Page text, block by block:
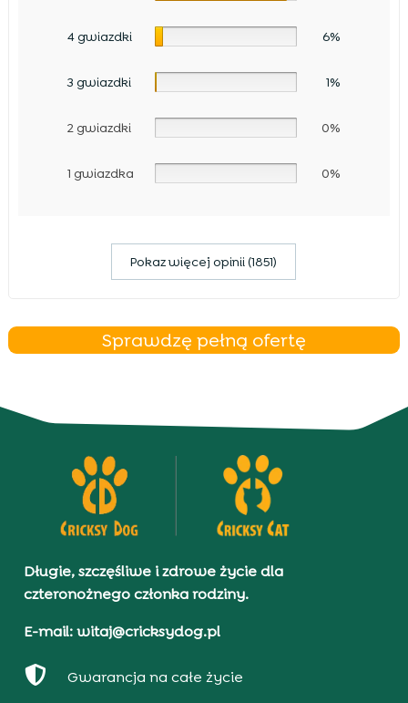
4 gwiazdki 6%
3 gwiazdki 1%
2 gwiazdki 0%
1 gwiazdka 0%
Pokaz więcej opinii (1851)
Sprawdzę pełną ofertę
Długie, szczęśliwe i zdrowe życie dla
czteronożnego członka rodziny.
E-mail: witaj@cricksydog.pl
 Gwarancja na całe życie